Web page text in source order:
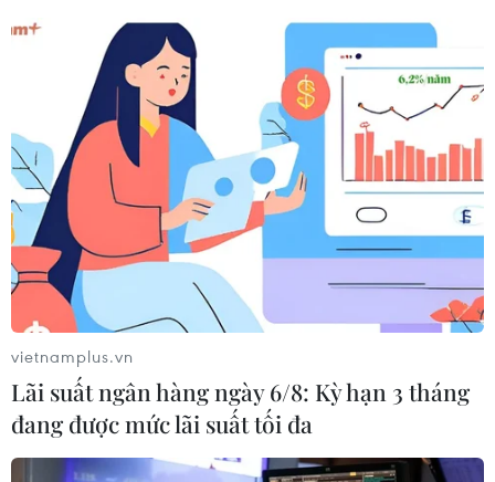
vietnamplus.vn
Lãi suất ngân hàng ngày 6/8: Kỳ hạn 3 tháng
đang được mức lãi suất tối đa